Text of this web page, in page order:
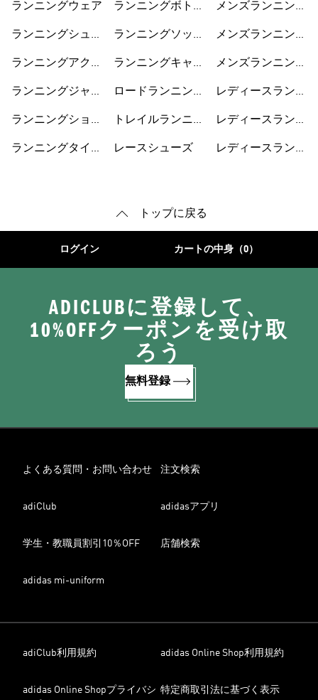
ランニングウェア
ランニングシュー
ランニングアクセ
ランニングジャケ
ランニングショー
ランニングタイ
ランニングボトム
ランニングソック
ランニングキャッ
ロードランニング
トレイルランニン
レースシューズ
メンズランニング
メンズランニング
メンズランニング
レディースランニ
レディースランニ
ツ
レディースランニ
トップに戻る
ログイン カートの中身（0）
ADICLUBに登録して、
10%OFFクーポンを受け取
ろう
無料登録
よくある質問・お問い合わせ 注文検索
adiClub adidasアプリ
学生・教職員割引10％OFF 店舗検索
adidas mi-uniform
adiClub利用規約 adidas Online Shop利用規約
adidas Online Shopプライバシ 特定商取引法に基づく表示